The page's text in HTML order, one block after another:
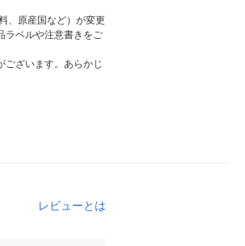
、原産国など）が変更
ラベルや注意書きをご
ございます。あらかじ
レビューとは